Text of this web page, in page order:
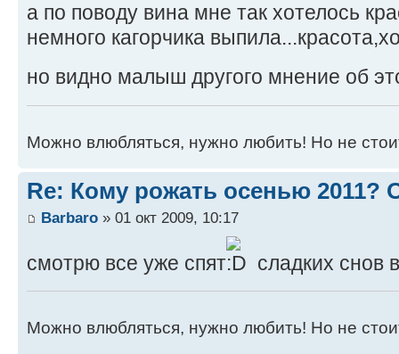
а по поводу вина мне так хотелось
немного кагорчика
но видно малыш другого мнение об
Можно влюбляться, нужно любить! Но не
Re: Кому рожать осенью 2011?
Barbaro » 01 окт 2009, 10:17
смотрю все уже спят сладких снов
Можно влюбляться, нужно любить! Но не